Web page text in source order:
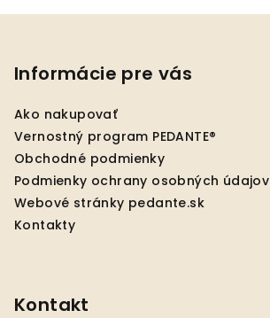
Informácie pre vás
Ako nakupovať
Vernostný program PEDANTE®
Obchodné podmienky
Podmienky ochrany osobných údajov
Webové stránky pedante.sk
Kontakty
Kontakt